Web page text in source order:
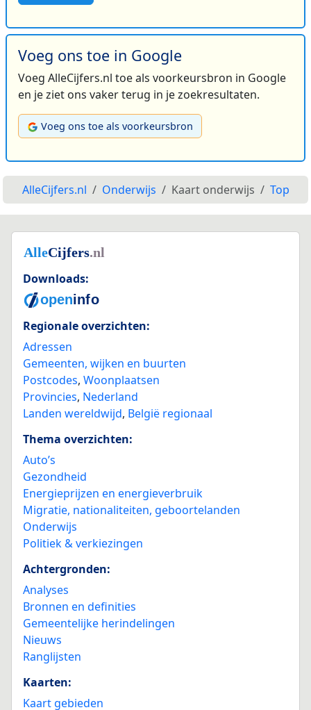
Voeg ons toe in Google
Voeg AlleCijfers.nl toe als voorkeursbron in Google
en je ziet ons vaker terug in je zoekresultaten.
Voeg ons toe als voorkeursbron
AlleCijfers.nl Onderwijs Kaart onderwijs Top
Downloads:
Regionale overzichten:
Adressen
Gemeenten, wijken en buurten
Postcodes, Woonplaatsen
Provincies, Nederland
Landen wereldwijd, België regionaal
Thema overzichten:
Auto’s
Gezondheid
Energieprijzen en energieverbruik
Migratie, nationaliteiten, geboortelanden
Onderwijs
Politiek & verkiezingen
Achtergronden:
Analyses
Bronnen en definities
Gemeentelijke herindelingen
Nieuws
Ranglijsten
Kaarten:
Kaart gebieden